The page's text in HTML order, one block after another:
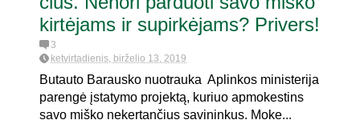
kirtėjams ir supirkėjams? Privers!
3
ketvirtadienis, birželio 13, 2019
Butauto Barausko nuotrauka Aplinkos ministerija
parengė įstatymo projektą, kuriuo apmokestins
savo miško nekertančius savininkus. Moke...